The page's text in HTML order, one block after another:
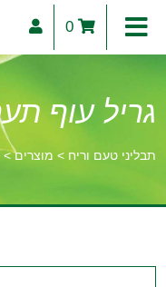
0
גריל עוף
תבליני טעם וריח > מוצרים>